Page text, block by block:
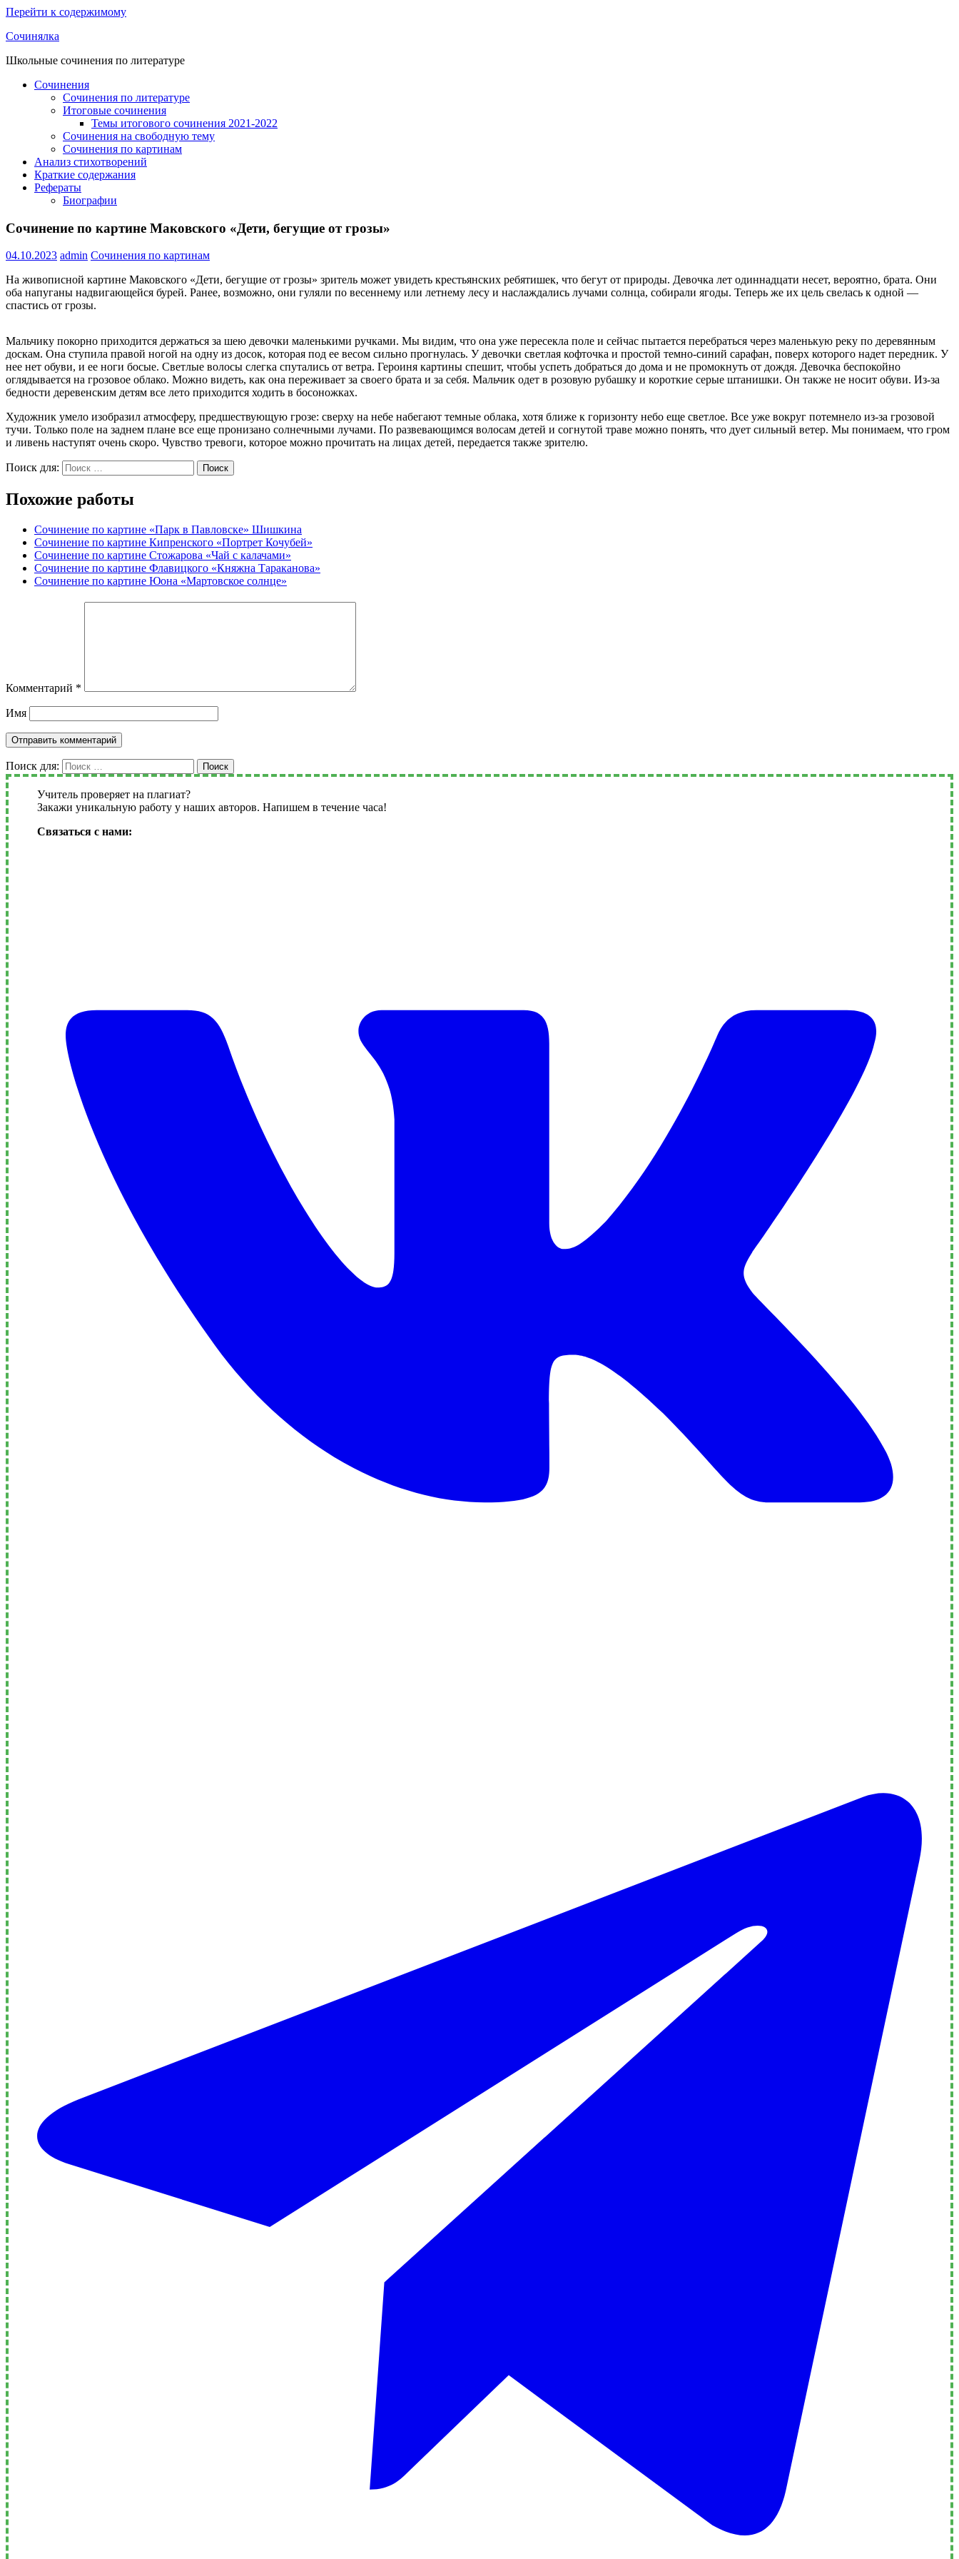
Перейти к содержимому
Сочинялка
Школьные сочинения по литературе
Сочинения
Сочинения по литературе
Итоговые сочинения
Темы итогового сочинения 2021-2022
Сочинения на свободную тему
Сочинения по картинам
Анализ стихотворений
Краткие содержания
Рефераты
Биографии
Сочинение по картине Маковского «Дети, бегущие от грозы»
04.10.2023 admin Сочинения по картинам
На живописной картине Маковского «Дети, бегущие от грозы» зритель может увидеть крестьянских ребятишек, что бегут от природы. Девочка лет одиннадцати несет, вероятно, брата. Они
оба напуганы надвигающейся бурей. Ранее, возможно, они гуляли по весеннему или летнему лесу и наслаждались лучами солнца, собирали ягоды. Теперь же их цель свелась к одной —
спастись от грозы.
Мальчику покорно приходится держаться за шею девочки маленькими ручками. Мы видим, что она уже пересекла поле и сейчас пытается перебраться через маленькую реку по деревянным
доскам. Она ступила правой ногой на одну из досок, которая под ее весом сильно прогнулась. У девочки светлая кофточка и простой темно-синий сарафан, поверх которого надет передник. У
нее нет обуви, и ее ноги босые. Светлые волосы слегка спутались от ветра. Героиня картины спешит, чтобы успеть добраться до дома и не промокнуть от дождя. Девочка беспокойно
оглядывается на грозовое облако. Можно видеть, как она переживает за своего брата и за себя. Мальчик одет в розовую рубашку и короткие серые штанишки. Он также не носит обуви. Из-за
бедности деревенским детям все лето приходится ходить в босоножках.
Художник умело изобразил атмосферу, предшествующую грозе: сверху на небе набегают темные облака, хотя ближе к горизонту небо еще светлое. Все уже вокруг потемнело из-за грозовой
тучи. Только поле на заднем плане все еще пронизано солнечными лучами. По развевающимся волосам детей и согнутой траве можно понять, что дует сильный ветер. Мы понимаем, что гром
и ливень наступят очень скоро. Чувство тревоги, которое можно прочитать на лицах детей, передается также зрителю.
Поиск для: Поиск
Похожие работы
Сочинение по картине «Парк в Павловске» Шишкина
Сочинение по картине Кипренского «Портрет Кочубей»
Сочинение по картине Стожарова «Чай с калачами»
Сочинение по картине Флавицкого «Княжна Тараканова»
Сочинение по картине Юона «Мартовское солнце»
Комментарий *
Имя
Поиск для: Поиск
Учитель проверяет на плагиат?
Закажи уникальную работу у наших авторов. Напишем в течение часа!
Связаться с нами: